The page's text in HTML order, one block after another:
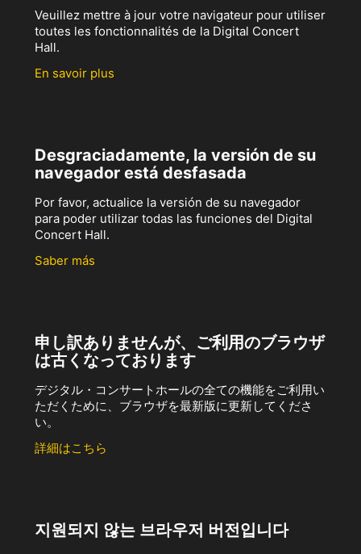
Veuillez mettre à jour votre navigateur pour utiliser
toutes les fonctionnalités de la Digital Concert
Hall.
En savoir plus
Desgraciadamente, la versión de su
navegador está desfasada
Por favor, actualice la versión de su navegador
para poder utilizar todas las funciones del Digital
Concert Hall.
Saber más
申し訳ありませんが、ご利用のブラウザ
は古くなっております
デジタル・コンサートホールの全ての機能をご利用い
ただくために、ブラウザを最新版に更新してくださ
い。
詳細はこちら
지원되지 않는 브라우저 버전입니다